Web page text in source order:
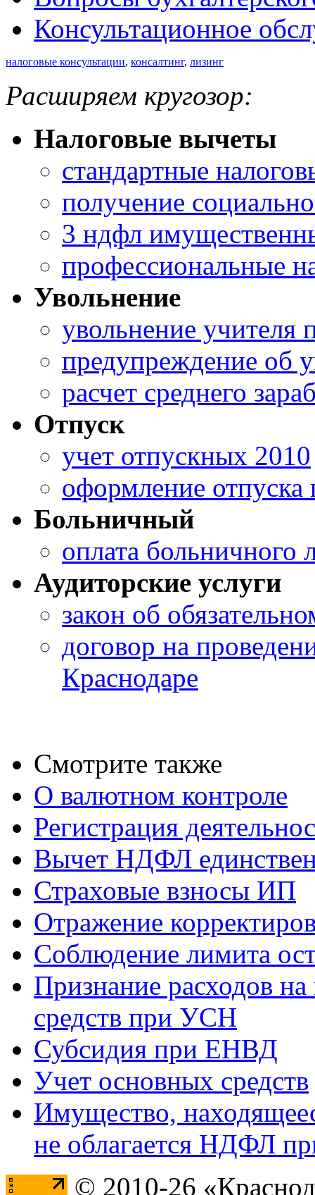
Консультационное
налоговые консультации, консалтинг, лизинг
Расширяем кругозор:
Налоговые вычеты
стандартные
получение
3 ндфл
профессиональные
Увольнение
увольнение
предупреждение об
расчет среднего
Отпуск
учет отпускных 2010
оформление отпуска
Больничный
оплата больничного
Аудиторские услуги
закон об
договор на
Краснодаре
Смотрите также
О валютном контроле
Регистрация
Вычет НДФЛ
Страховые взносы ИП
Отражение
Соблюдение лимита
Признание расходов
средств при УСН
Субсидия при ЕНВД
Учет основных средств
Имущество,
не облагается НДФЛ
© 2010-26